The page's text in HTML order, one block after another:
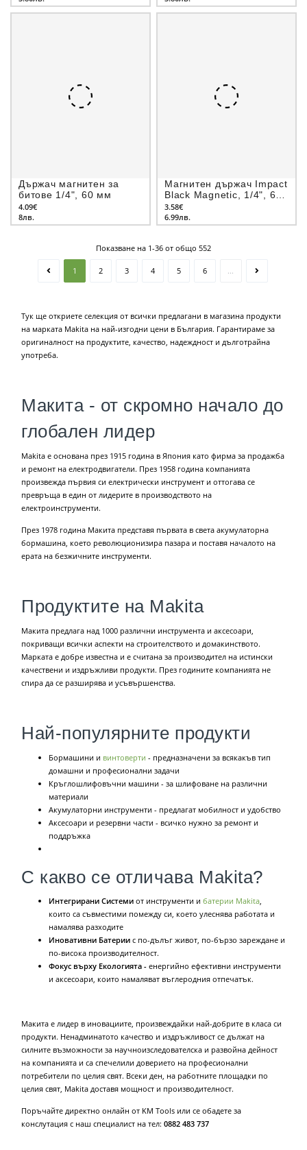
Държач магнитен за
битове 1/4", 60 мм
4.09€
8лв.
Магнитен държач Impact
Black Magnetic, 1/4", 60
мм
3.58€
6.99лв.
Показване на 1-36 от общо 552
1 2 3 4 5 6 ...
Тук ще откриете селекция от всички предлагани в магазина продукти
на марката Makita на най-изгодни цени в България. Гарантираме за
оригиналност на продуктите, качество, надеждност и дълготрайна
употреба.
Макита - от скромно начало до
глобален лидер
Makita е основана през 1915 година в Япония като фирма за продажба
и ремонт на електродвигатели. През 1958 година компанията
произвежда първия си електрически инструмент и оттогава се
превръща в един от лидерите в производството на
електроинструменти.
През 1978 година Макита представя първата в света акумулаторна
бормашина, което революционизира пазара и поставя началото на
ерата на безжичните инструменти.
Продуктите на Makita
Макита предлага над 1000 различни инструмента и аксесоари,
покриващи всички аспекти на строителството и домакинството.
Марката е добре известна и е считана за производител на истински
качествени и издръжливи продукти. През годините компанията не
спира да се разширява и усъвършенства.
Най-популярните продукти
Бормашини и винтоверти - предназначени за всякакъв тип
домашни и професионални задачи
Кръглошлифовъчни машини - за шлифоване на различни
материали
Акумулаторни инструменти - предлагат мобилност и удобство
Аксесоари и резервни части - всичко нужно за ремонт и
поддръжка
С какво се отличава Makita?
Интегрирани Системи от инструменти ибатерии Makita,
които са съвместими помежду си, което улеснява работата и
намалява разходите
Иновативни Батерии с по-дълъг живот, по-бързо зареждане и
по-висока производителност.
Фокус върху Екологията -енергийно ефективни инструменти
и аксесоари, които намаляват въглеродния отпечатък.
Макита е лидер в иновациите, произвеждайки най-добрите в класа си
продукти. Ненадминатото качество и издръжливост се дължат на
силните възможности за научноизследователска и развойна дейност
на компанията и са спечелили доверието на професионални
потребители по целия свят. Всеки ден, на работните площадки по
целия свят, Makita доставя мощност и производителност.
Поръчайте директно онлайн от KM Tools или се обадете за
конслутация с наш специалист на тел:0882 483 737